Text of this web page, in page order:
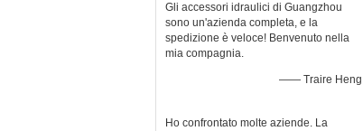
Gli accessori idraulici di Guangzhou
sono un'azienda completa, e la
spedizione è veloce! Benvenuto nella
mia compagnia.
—— Traire Heng
Ho confrontato molte aziende. La